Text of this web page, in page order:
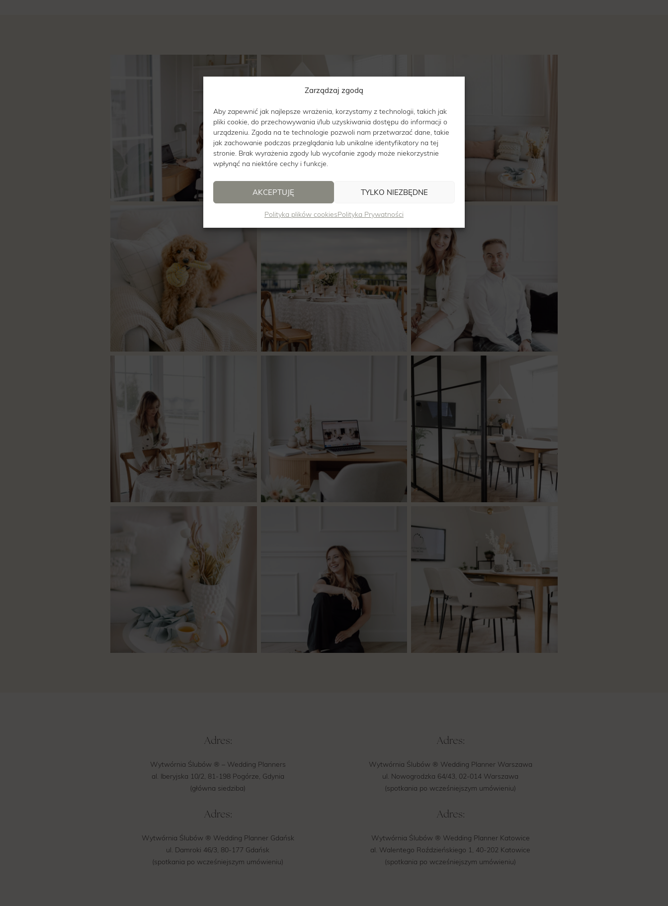
Zarządzaj zgodą
Aby zapewnić jak najlepsze wrażenia, korzystamy z technologii, takich jak
pliki cookie, do przechowywania i/lub uzyskiwania dostępu do informacji o
urządzeniu. Zgoda na te technologie pozwoli nam przetwarzać dane, takie
jak zachowanie podczas przeglądania lub unikalne identyfikatory na tej
stronie. Brak wyrażenia zgody lub wycofanie zgody może niekorzystnie
wpłynąć na niektóre cechy i funkcje.
AKCEPTUJĘ TYLKO NIEZBĘDNE
Polityka plików cookiesPolityka Prywatności
Adres:
Wytwórnia Ślubów ® – Wedding Planners
al. Iberyjska 10/2, 81-198 Pogórze, Gdynia
(główna siedziba)
Adres:
Wytwórnia Ślubów ® Wedding Planner Gdańsk
ul. Damroki 46/3, 80-177 Gdańsk
(spotkania po wcześniejszym umówieniu)
Adres:
Wytwórnia Ślubów ® Wedding Planner Warszawa
ul. Nowogrodzka 64/43, 02-014 Warszawa
(spotkania po wcześniejszym umówieniu)
Adres:
Wytwórnia Ślubów ® Wedding Planner Katowice
al. Walentego Roździeńskiego 1, 40-202 Katowice
(spotkania po wcześniejszym umówieniu)